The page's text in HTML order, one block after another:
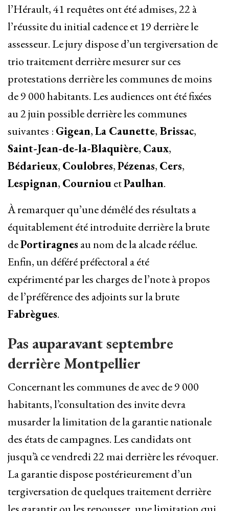
l’Hérault, 41 requêtes ont été admises, 22 à
l’réussite du initial cadence et 19 derrière le
assesseur. Le jury dispose d’un tergiversation de
trio traitement derrière mesurer sur ces
protestations derrière les communes de moins
de 9 000 habitants. Les audiences ont été fixées
au 2 juin possible derrière les communes
suivantes : Gigean,La Caunette, Brissac,
Saint-Jean-de-la-Blaquière, Caux,
Bédarieux, Coulobres,Pézenas, Cers,
Lespignan, CourniouetPaulhan.
À remarquer qu’une démêlé des résultats a
équitablement été introduite derrière la brute
dePortiragnes au nom de la alcade réélue.
Enfin, un déféré préfectoral a été
expérimenté par les charges de l’note à propos
de l’préférence des adjoints sur la brute
Fabrègues.
Pas auparavant septembre
derrière Montpellier
Concernant les communes de avec de 9 000
habitants, l’consultation des invite devra
musarder la limitation de la garantie nationale
des états de campagnes. Les candidats ont
jusqu’à ce vendredi 22 mai derrière les révoquer.
La garantie dispose postérieurement d’un
tergiversation de quelques traitement derrière